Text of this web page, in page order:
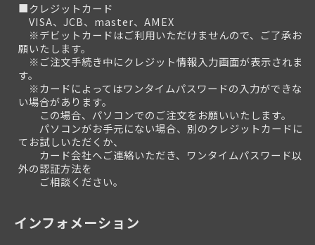
■クレジットカード
VISA、JCB、master、AMEX
※デビットカードはご利用いただけませんので、ご了承お
願いたします。
※ご注文手続き中にクレジット情報入力画面が表示されま
す。
※カードによってはワンタイムパスワードの入力ができな
い場合があります。
この場合、パソコンでのご注文をお願いいたします。
パソコンがお手元にない場合、別のクレジットカードに
てお試しいただくか、
カード会社へご連絡いただき、ワンタイムパスワード以
外の認証方法を
ご相談ください。
インフォメーション